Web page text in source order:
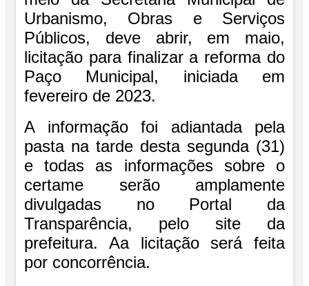
Urbanismo, Obras e Serviços
Públicos, deve abrir, em maio,
licitação para finalizar a reforma do
Paço Municipal, iniciada em
fevereiro de 2023.
A informação foi adiantada pela
pasta na tarde desta segunda (31)
e todas as informações sobre o
certame serão amplamente
divulgadas no Portal da
Transparência, pelo site da
prefeitura. Aa licitação será feita
por concorrência.